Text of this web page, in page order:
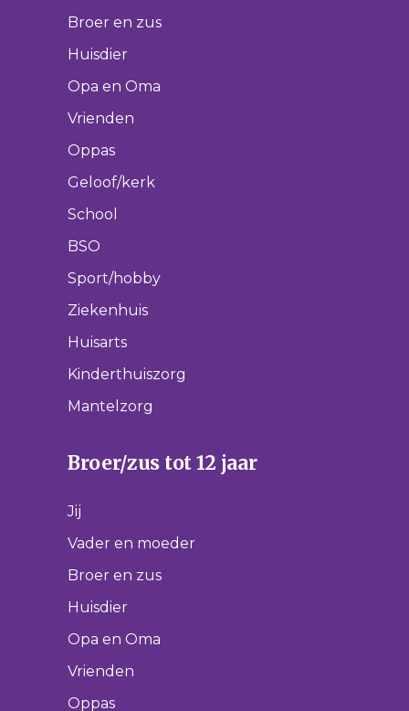
Broer en zus
Huisdier
Opa en Oma
Vrienden
Oppas
Geloof/kerk
School
BSO
Sport/hobby
Ziekenhuis
Huisarts
Kinderthuiszorg
Mantelzorg
Broer/zus tot 12 jaar
Jij
Vader en moeder
Broer en zus
Huisdier
Opa en Oma
Vrienden
Oppas